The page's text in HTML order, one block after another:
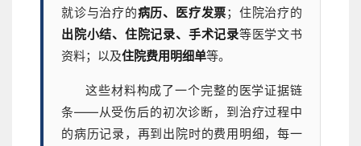
就诊与治疗的病历、医疗发票；住院治疗的
出院小结、住院记录、手术记录等医学文书
资料；以及住院费用明细单等。
这些材料构成了一个完整的医学证据链
条——从受伤后的初次诊断，到治疗过程中
的病历记录，再到出院时的费用明细，每一